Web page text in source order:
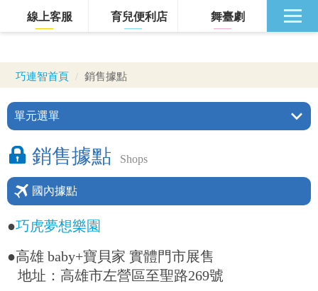
線上客服 育兒便利店 舞臺劇
巧連智首頁 銷售據點
銷售據點 Shops
國內據點
●巧虎夢想樂園
●高雄 baby+寶貝家 實體門市展售
地址：高雄市左營區至聖路269號